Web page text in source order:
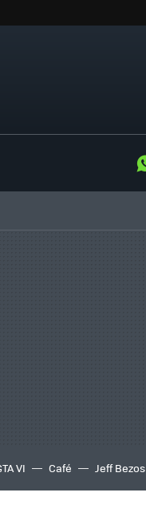
VI Café Jeff Bezos